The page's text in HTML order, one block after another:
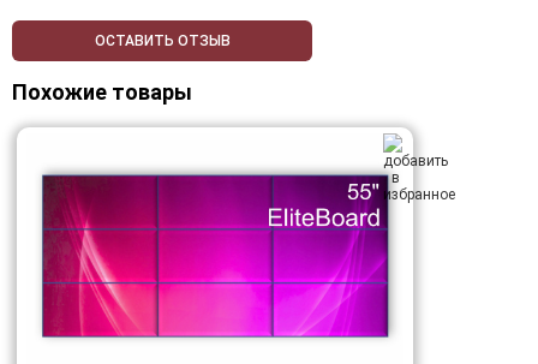
ОСТАВИТЬ ОТЗЫВ
Похожие товары